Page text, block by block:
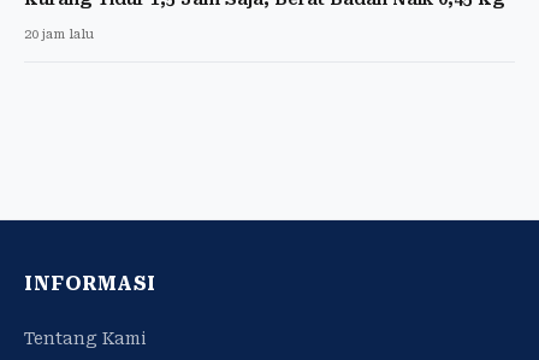
20 jam lalu
INFORMASI
Tentang Kami